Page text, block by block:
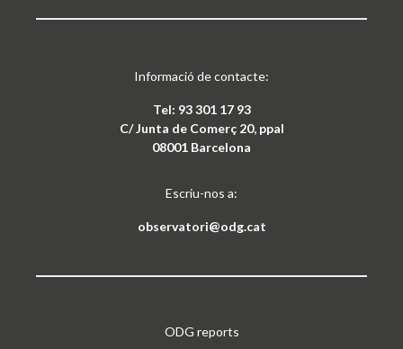
Informació de contacte:
Tel: 93 301 17 93
C/ Junta de Comerç 20, ppal
08001 Barcelona
Escriu-nos a:
observatori@odg.cat
ODG reports